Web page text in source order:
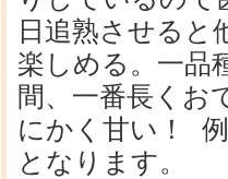
日追熟させると
楽しめる。一品
間、一番長くお
にかく甘い！
となります。